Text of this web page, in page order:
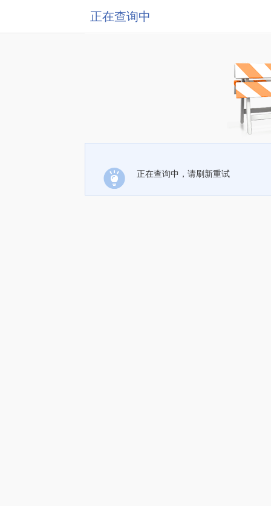
正在查询中
正在查询中，请刷新重试